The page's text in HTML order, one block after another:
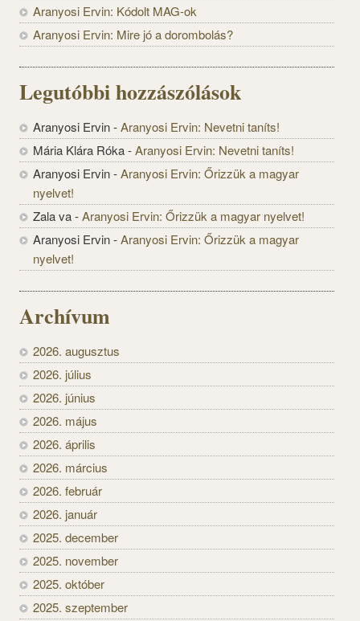
Aranyosi Ervin: Kódolt MAG-ok
Aranyosi Ervin: Mire jó a dorombolás?
Legutóbbi hozzászólások
Aranyosi Ervin-Aranyosi Ervin: Nevetni taníts!
Mária Klára Róka-Aranyosi Ervin: Nevetni taníts!
Aranyosi Ervin-Aranyosi Ervin: Őrizzük a magyar
nyelvet!
Zala va-Aranyosi Ervin: Őrizzük a magyar nyelvet!
Aranyosi Ervin-Aranyosi Ervin: Őrizzük a magyar
nyelvet!
Archívum
2026. augusztus
2026. július
2026. június
2026. május
2026. április
2026. március
2026. február
2026. január
2025. december
2025. november
2025. október
2025. szeptember